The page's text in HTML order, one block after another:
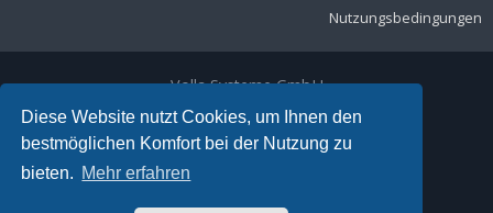
Diese Website nutzt Cookies, um Ihnen den
bestmöglichen Komfort bei der Nutzung zu
bieten. Mehr erfahren
Nutzungsbedingungen
Volla Systeme GmbH
Kölner Straße 102
42897 Remscheid
Telefon:+49 2191 59897 61
E-Mail: